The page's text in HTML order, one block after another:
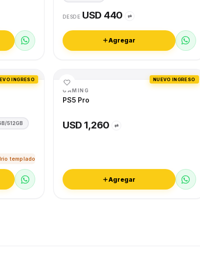
DESDE USD 440 ⇄
Agregar
INGRESO
512GB
templado
NUEVO INGRESO
GAMING
PS5 Pro
USD 1,260 ⇄
Agregar